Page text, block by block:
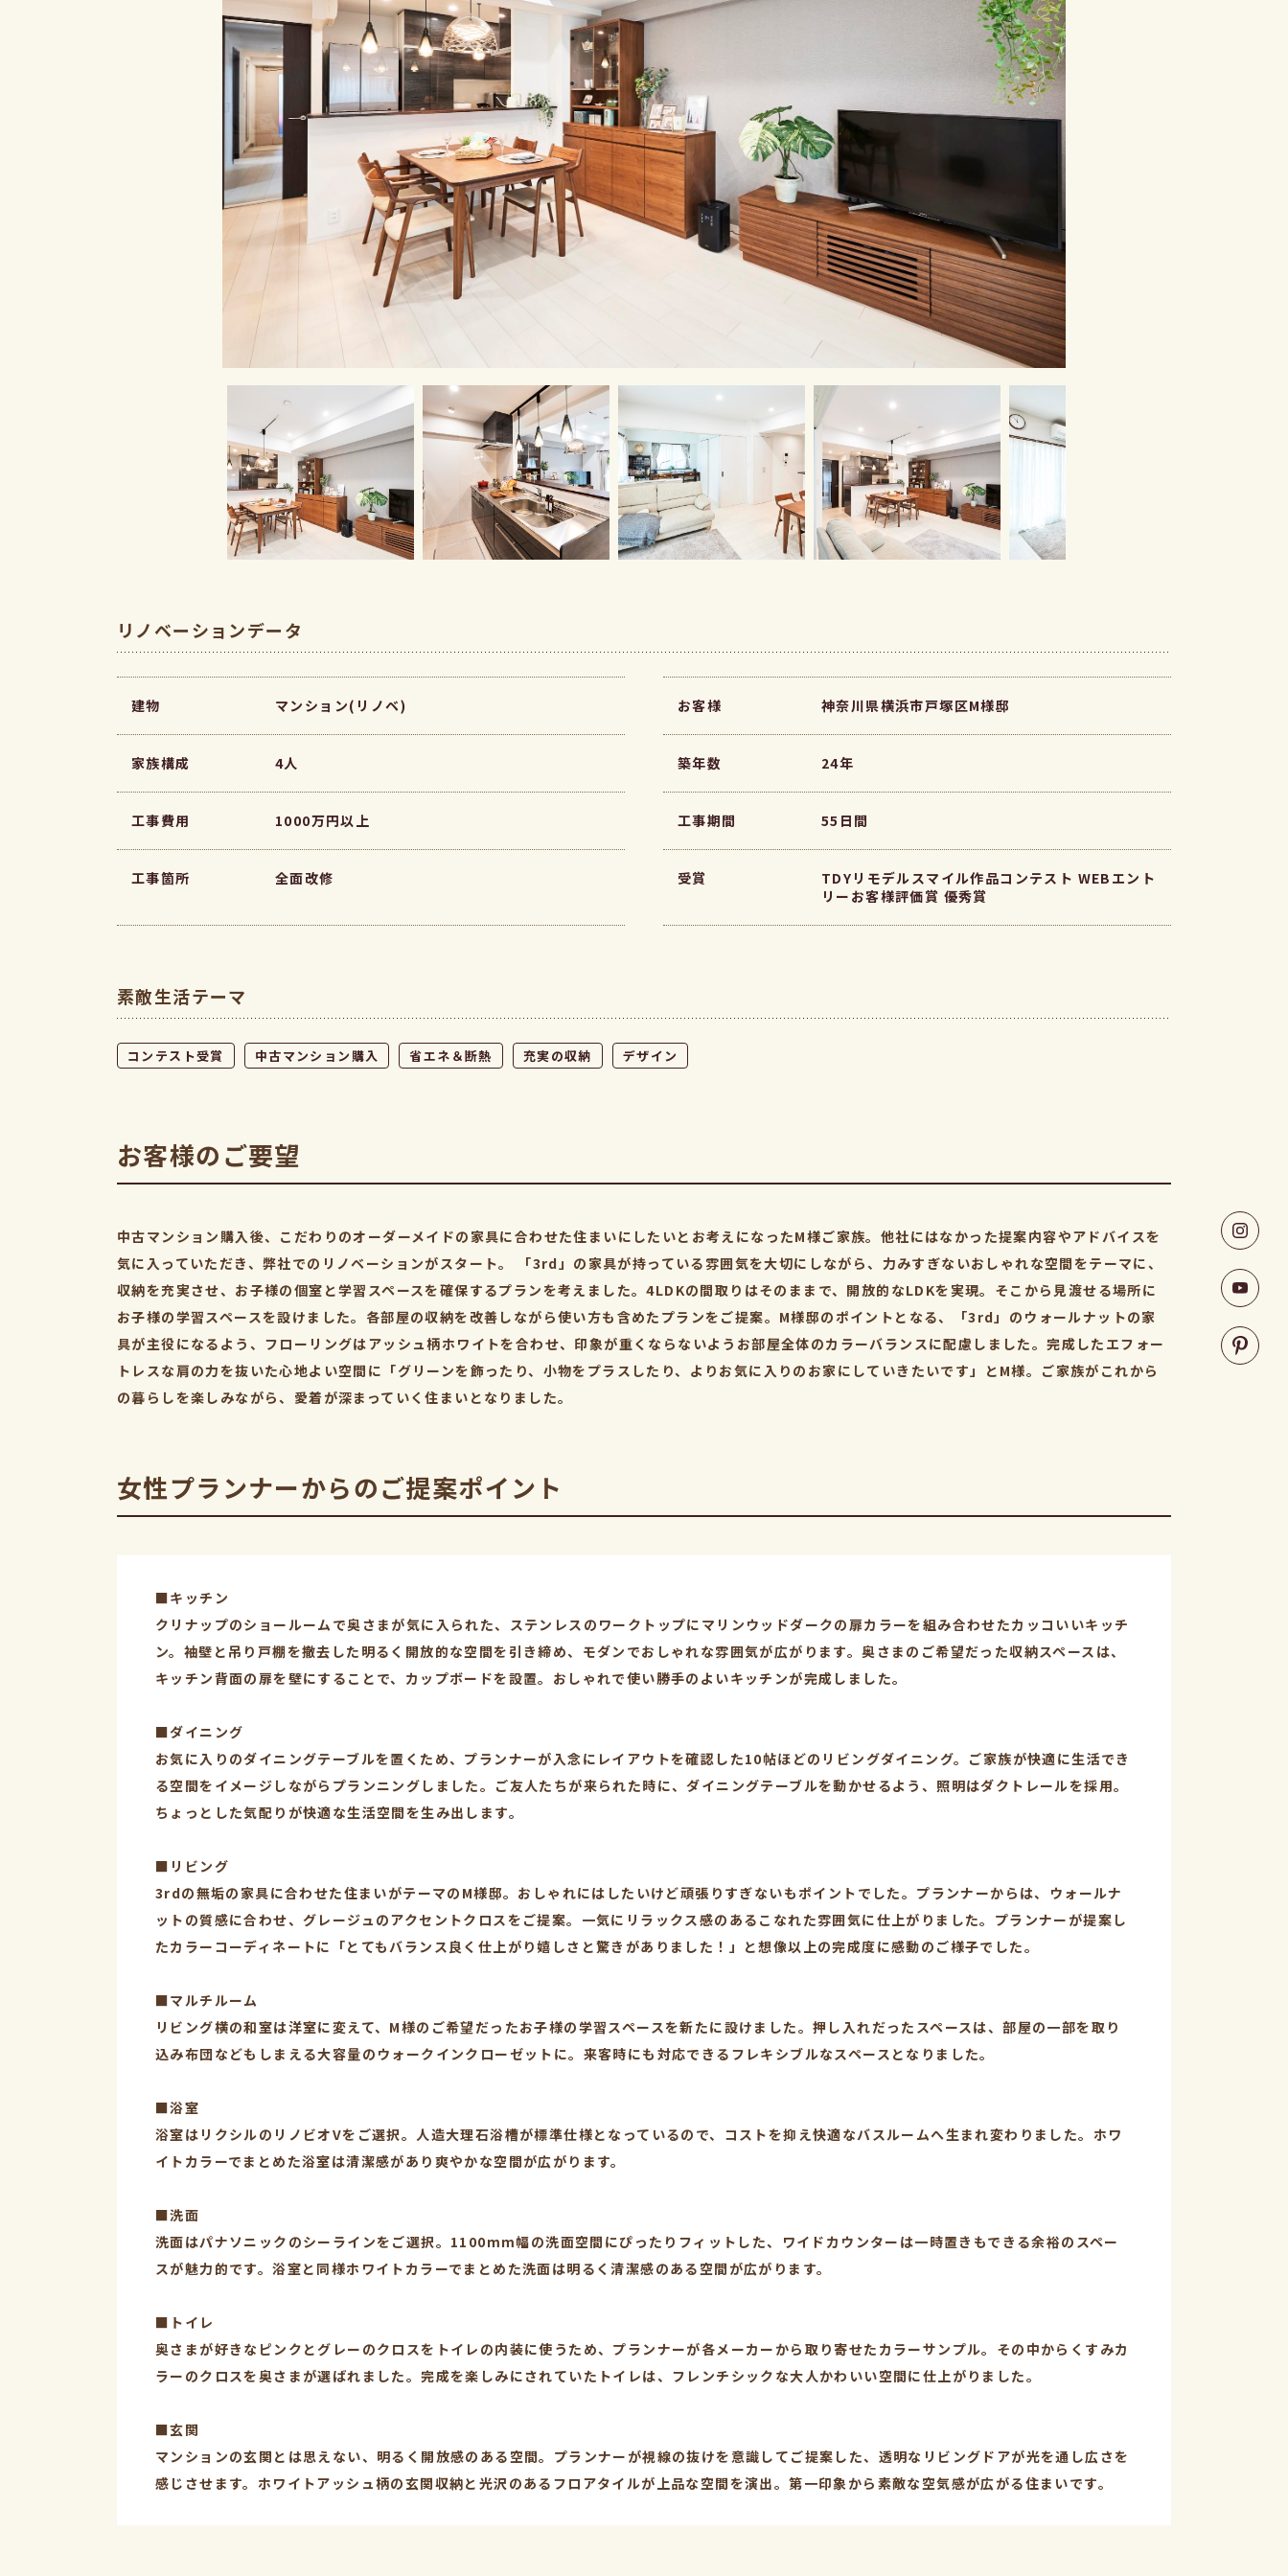
リノベーションデータ
建物 マンション(リノベ) お客様 神奈川県横浜市戸塚区M様邸
家族構成 4人 築年数 24年
工事費用 1000万円以上 工事期間 55日間
工事箇所 全面改修 受賞
TDYリモデルスマイル作品コンテスト WEBエント
リーお客様評価賞 優秀賞
素敵生活テーマ
コンテスト受賞 中古マンション購入 省エネ＆断熱 充実の収納 デザイン
お客様のご要望
中古マンション購入後、こだわりのオーダーメイドの家具に合わせた住まいにしたいとお考えになったM様ご家族。他社にはなかった提案内容やアドバイスを
気に入っていただき、弊社でのリノベーションがスタート。 「3rd」の家具が持っている雰囲気を大切にしながら、力みすぎないおしゃれな空間をテーマに、
収納を充実させ、お子様の個室と学習スペースを確保するプランを考えました。4LDKの間取りはそのままで、開放的なLDKを実現。そこから見渡せる場所に
お子様の学習スペースを設けました。各部屋の収納を改善しながら使い方も含めたプランをご提案。M様邸のポイントとなる、「3rd」のウォールナットの家
具が主役になるよう、フローリングはアッシュ柄ホワイトを合わせ、印象が重くならないようお部屋全体のカラーバランスに配慮しました。完成したエフォー
トレスな肩の力を抜いた心地よい空間に「グリーンを飾ったり、小物をプラスしたり、よりお気に入りのお家にしていきたいです」とM様。ご家族がこれから
の暮らしを楽しみながら、愛着が深まっていく住まいとなりました。
女性プランナーからのご提案ポイント
■キッチン
クリナップのショールームで奥さまが気に入られた、ステンレスのワークトップにマリンウッドダークの扉カラーを組み合わせたカッコいいキッチ
ン。袖壁と吊り戸棚を撤去した明るく開放的な空間を引き締め、モダンでおしゃれな雰囲気が広がります。奥さまのご希望だった収納スペースは、
キッチン背面の扉を壁にすることで、カップボードを設置。おしゃれで使い勝手のよいキッチンが完成しました。
■ダイニング
お気に入りのダイニングテーブルを置くため、プランナーが入念にレイアウトを確認した10帖ほどのリビングダイニング。ご家族が快適に生活でき
る空間をイメージしながらプランニングしました。ご友人たちが来られた時に、ダイニングテーブルを動かせるよう、照明はダクトレールを採用。
ちょっとした気配りが快適な生活空間を生み出します。
■リビング
3rdの無垢の家具に合わせた住まいがテーマのM様邸。おしゃれにはしたいけど頑張りすぎないもポイントでした。プランナーからは、ウォールナ
ットの質感に合わせ、グレージュのアクセントクロスをご提案。一気にリラックス感のあるこなれた雰囲気に仕上がりました。プランナーが提案し
たカラーコーディネートに「とてもバランス良く仕上がり嬉しさと驚きがありました！」と想像以上の完成度に感動のご様子でした。
■マルチルーム
リビング横の和室は洋室に変えて、M様のご希望だったお子様の学習スペースを新たに設けました。押し入れだったスペースは、部屋の一部を取り
込み布団などもしまえる大容量のウォークインクローゼットに。来客時にも対応できるフレキシブルなスペースとなりました。
■浴室
浴室はリクシルのリノビオVをご選択。人造大理石浴槽が標準仕様となっているので、コストを抑え快適なバスルームへ生まれ変わりました。ホワ
イトカラーでまとめた浴室は清潔感があり爽やかな空間が広がります。
■洗面
洗面はパナソニックのシーラインをご選択。1100mm幅の洗面空間にぴったりフィットした、ワイドカウンターは一時置きもできる余裕のスペー
スが魅力的です。浴室と同様ホワイトカラーでまとめた洗面は明るく清潔感のある空間が広がります。
■トイレ
奥さまが好きなピンクとグレーのクロスをトイレの内装に使うため、プランナーが各メーカーから取り寄せたカラーサンプル。その中からくすみカ
ラーのクロスを奥さまが選ばれました。完成を楽しみにされていたトイレは、フレンチシックな大人かわいい空間に仕上がりました。
■玄関
マンションの玄関とは思えない、明るく開放感のある空間。プランナーが視線の抜けを意識してご提案した、透明なリビングドアが光を通し広さを
感じさせます。ホワイトアッシュ柄の玄関収納と光沢のあるフロアタイルが上品な空間を演出。第一印象から素敵な空気感が広がる住まいです。